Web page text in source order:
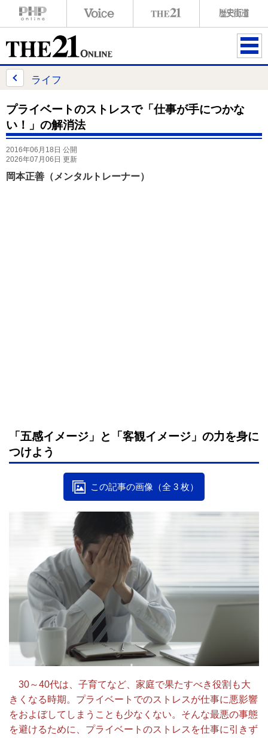
ME
ライフ
プライベートのストレスで「仕事が手につかな
い！」の解消法
2016年06月18日 公開
2026年07月06日 更新
岡本正善（メンタルトレーナー）
「五感イメージ」と「客観イメージ」の力を身に
つけよう
この記事の画像（全 3 枚）
30～40代は、子育てなど、家庭で果たすべき役割も大
きくなる時期。プライベートでのストレスが仕事に悪影響
をおよぼしてしまうことも少なくない。そんな最悪の事態
を避けるために、プライベートのストレスを仕事に引きず